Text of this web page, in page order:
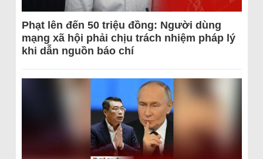
Phạt lên đến 50 triệu đồng: Người dùng
mạng xã hội phải chịu trách nhiệm pháp lý
khi dẫn nguồn báo chí